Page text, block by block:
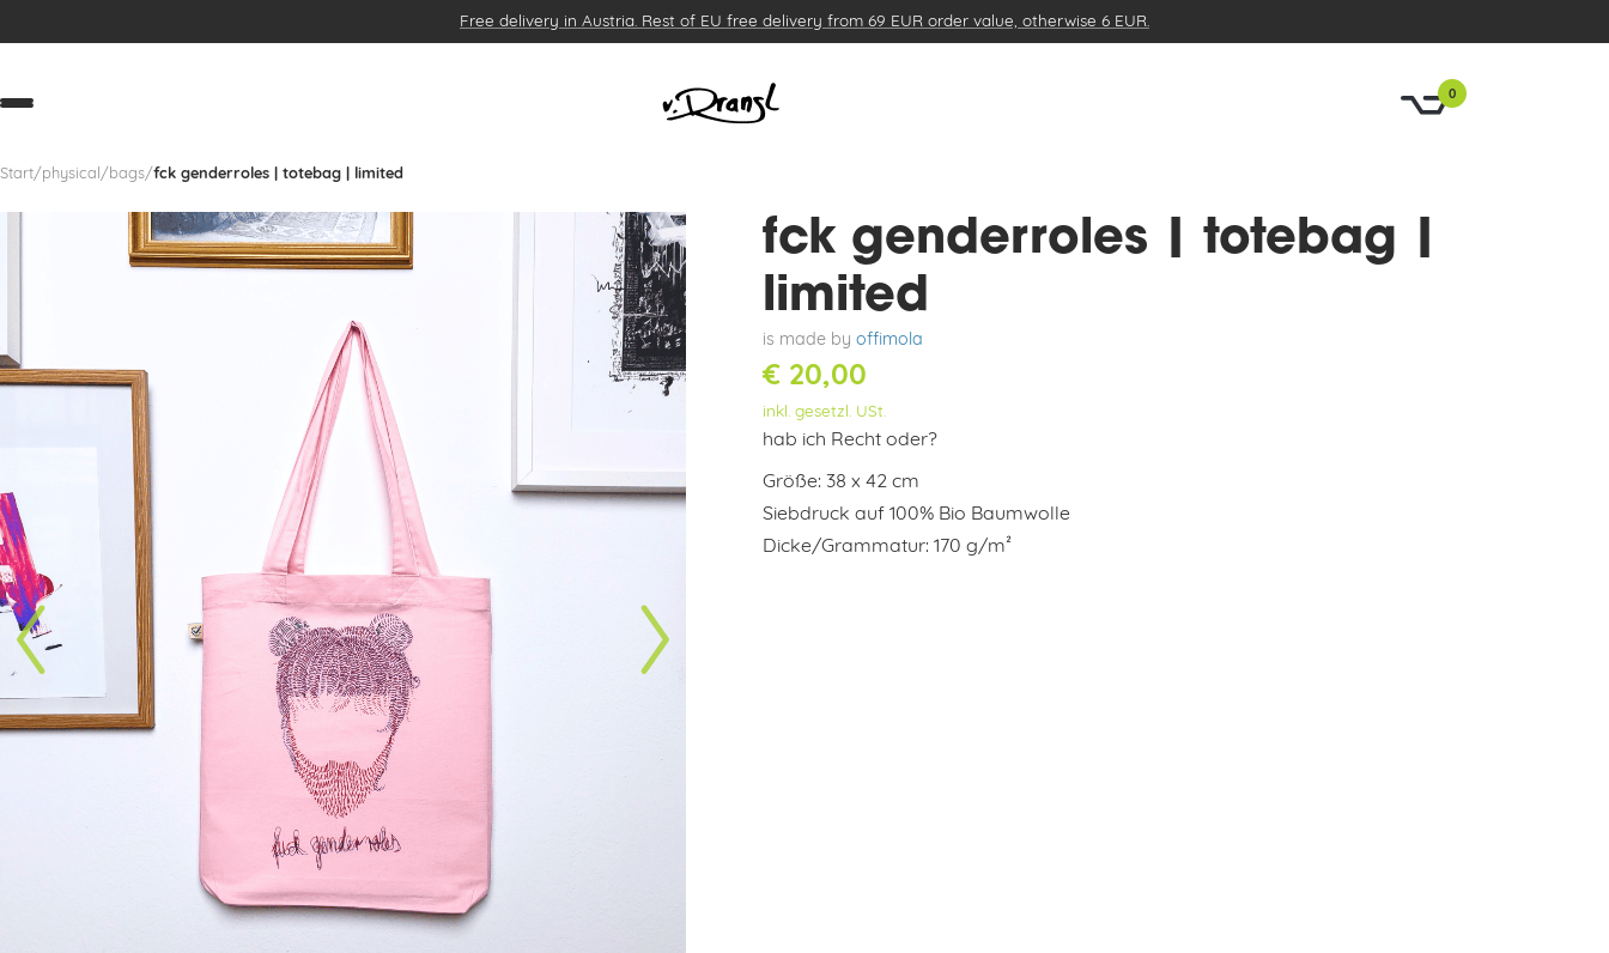
Free delivery in Austria. Rest of EU free delivery from 69 EUR order value, otherwise 6 EUR.
0
Start/physical /bags/fck genderroles | totebag | limited
fck genderroles | totebag |
limited
is made by offimola
€20,00
inkl. gesetzl. USt.
hab ich Recht oder?
Größe: 38 x 42 cm
Siebdruck auf 100% Bio Baumwolle
Dicke/Grammatur: 170 g/m²